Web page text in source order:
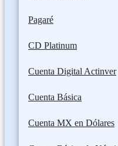
Pagaré
CD Platinum
Cuenta Digital Actinver
Cuenta Básica
Cuenta MX en Dólares